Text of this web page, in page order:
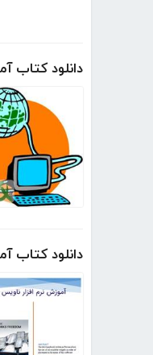
دانلود کتاب
دانلود کتاب